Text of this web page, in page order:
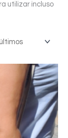
utilizar incluso